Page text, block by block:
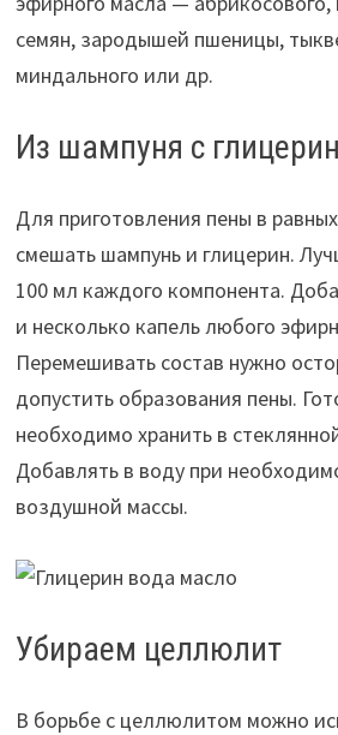
семян, зародышей пшеницы,
миндального или др.
Из шампуня с
Для приготовления пены в
смешать шампунь и глицерин.
100 мл каждого компонента.
и несколько капель любого
Перемешивать состав нужно
допустить образования пены.
необходимо хранить в
Добавлять в воду при
воздушной массы.
Убираем целлюлит
В борьбе с целлюлитом можно